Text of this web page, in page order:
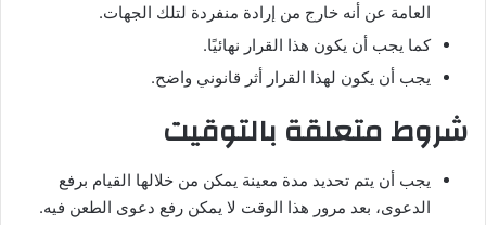
العامة عن أنه خارج من إرادة منفردة لتلك الجهات.
كما يجب أن يكون هذا القرار نهائيًا.
يجب أن يكون لهذا القرار أثر قانوني واضح.
شروط متعلقة بالتوقيت
يجب أن يتم تحديد مدة معينة يمكن من خلالها القيام برفع
الدعوى، بعد مرور هذا الوقت لا يمكن رفع دعوى الطعن فيه.